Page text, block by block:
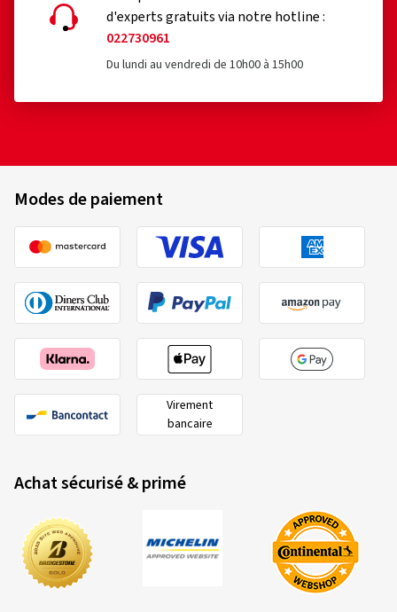
d'experts gratuits via notre hotline :
022730961
Du lundi au vendredi de 10h00 à 15h00
Modes de paiement
Virement
bancaire
Achat sécurisé & primé